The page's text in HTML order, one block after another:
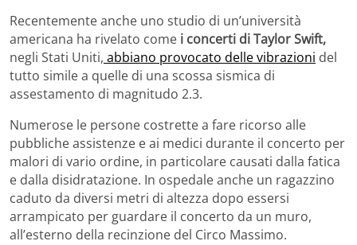
Recentemente anche uno studio di un’università
americana ha rivelato come i concerti di Taylor Swift,
negli Stati Uniti, abbiano provocato delle vibrazioni del
tutto simile a quelle di una scossa sismica di
assestamento di magnitudo 2.3.
Numerose le persone costrette a fare ricorso alle
pubbliche assistenze e ai medici durante il concerto per
malori di vario ordine, in particolare causati dalla fatica
e dalla disidratazione. In ospedale anche un ragazzino
caduto da diversi metri di altezza dopo essersi
arrampicato per guardare il concerto da un muro,
all’esterno della recinzione del Circo Massimo.